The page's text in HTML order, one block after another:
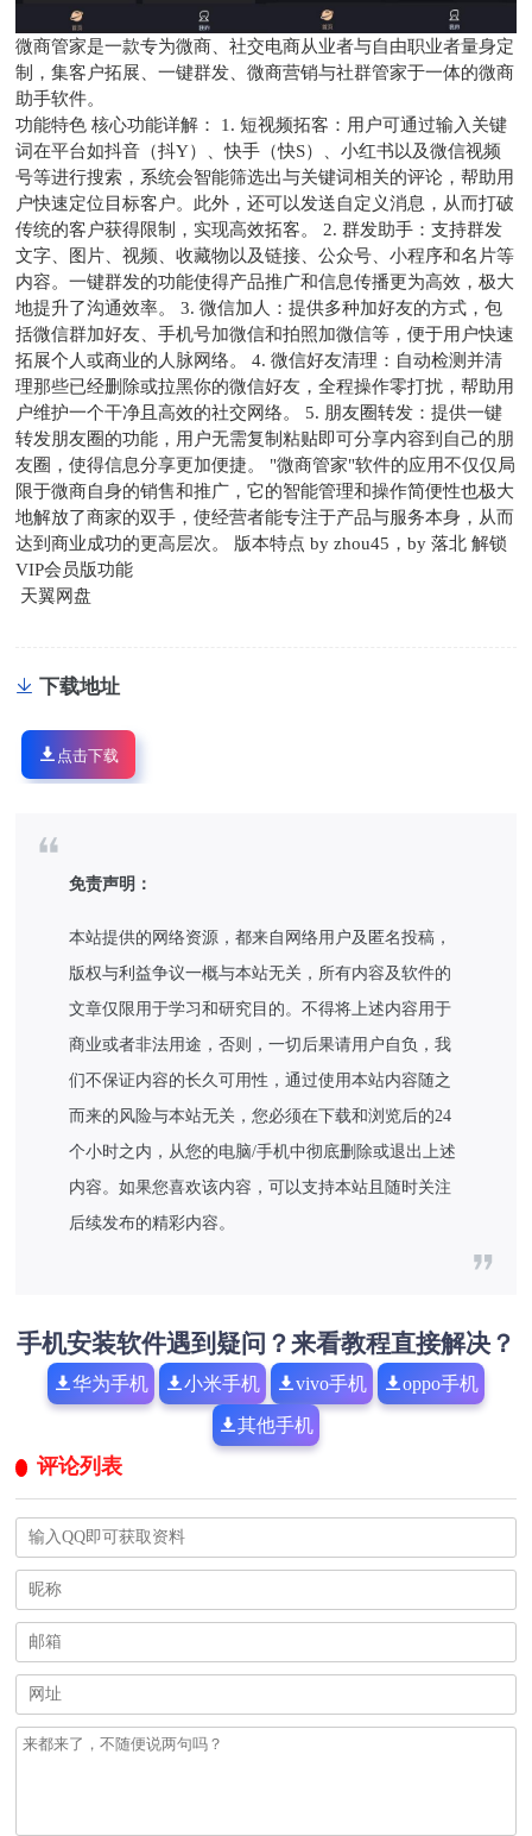
微商管家是一款专为微商、社交电商从业者与自由职业者量身定
制，集客户拓展、一键群发、微商营销与社群管家于一体的微商
助手软件。
功能特色 核心功能详解： 1. 短视频拓客：用户可通过输入关键
词在平台如抖音（抖Y）、快手（快S）、小红书以及微信视频
号等进行搜索，系统会智能筛选出与关键词相关的评论，帮助用
户快速定位目标客户。此外，还可以发送自定义消息，从而打破
传统的客户获得限制，实现高效拓客。 2. 群发助手：支持群发
文字、图片、视频、收藏物以及链接、公众号、小程序和名片等
内容。一键群发的功能使得产品推广和信息传播更为高效，极大
地提升了沟通效率。 3. 微信加人：提供多种加好友的方式，包
括微信群加好友、手机号加微信和拍照加微信等，便于用户快速
拓展个人或商业的人脉网络。 4. 微信好友清理：自动检测并清
理那些已经删除或拉黑你的微信好友，全程操作零打扰，帮助用
户维护一个干净且高效的社交网络。 5. 朋友圈转发：提供一键
转发朋友圈的功能，用户无需复制粘贴即可分享内容到自己的朋
友圈，使得信息分享更加便捷。 "微商管家"软件的应用不仅仅局
限于微商自身的销售和推广，它的智能管理和操作简便性也极大
地解放了商家的双手，使经营者能专注于产品与服务本身，从而
达到商业成功的更高层次。 版本特点 by zhou45，by 落北 解锁
VIP会员版功能
天翼网盘
下载地址
点击下载
免责声明：
本站提供的网络资源，都来自网络用户及匿名投稿，
版权与利益争议一概与本站无关，所有内容及软件的
文章仅限用于学习和研究目的。不得将上述内容用于
商业或者非法用途，否则，一切后果请用户自负，我
们不保证内容的长久可用性，通过使用本站内容随之
而来的风险与本站无关，您必须在下载和浏览后的24
个小时之内，从您的电脑/手机中彻底删除或退出上述
内容。如果您喜欢该内容，可以支持本站且随时关注
后续发布的精彩内容。
手机安装软件遇到疑问？来看教程直接解决？
华为手机 小米手机 vivo手机 oppo手机
其他手机
评论列表